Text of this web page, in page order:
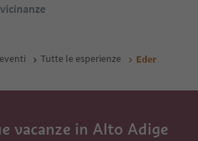
Tutte le esperienze Eder
vacanze in Alto Adige